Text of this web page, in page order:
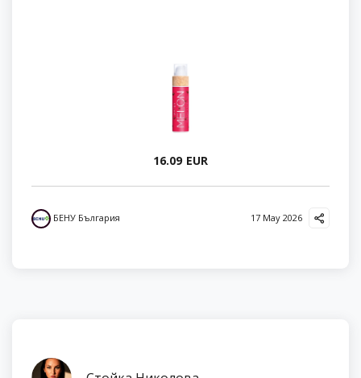
16.09 EUR
БЕНУ България 17 May 2026